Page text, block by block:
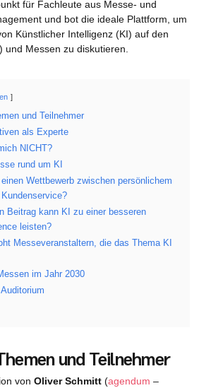
für Fachleute aus Messe- und
und bot die ideale Plattform, um
Künstlicher Intelligenz (KI) auf den
und Messen zu diskutieren.
und Teilnehmer
als Experte
NICHT?
rund um KI
einen Wettbewerb zwischen persönlichem
Beitrag kann KI zu einer besseren
leisten?
Messeveranstaltern, die das Thema KI
im Jahr 2030
und Teilnehmer
von Oliver Schmitt (agendum –